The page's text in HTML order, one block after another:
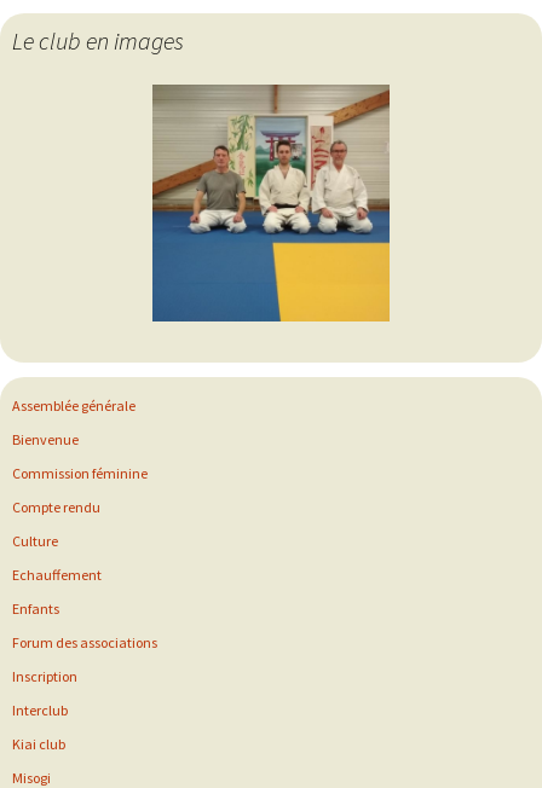
Le club en images
Assemblée générale
Bienvenue
Commission féminine
Compte rendu
Culture
Echauffement
Enfants
Forum des associations
Inscription
Interclub
Kiai club
Misogi